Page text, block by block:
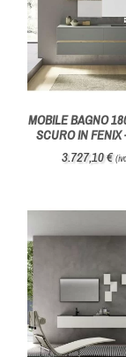
MOBILE BAGNO
SCURO IN FENIX
BAGNI
3.727,10 €